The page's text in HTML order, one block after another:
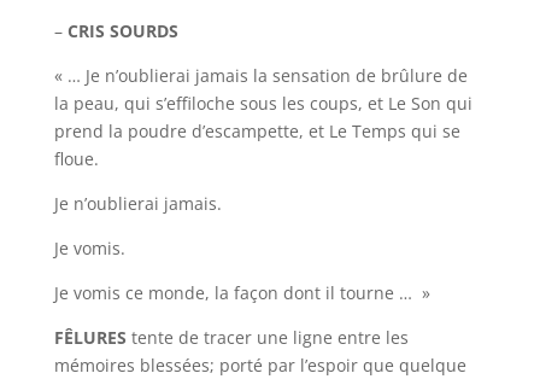
–CRIS SOURDS
« … Je n’oublierai jamais la sensation de brûlure de
la peau, qui s’effiloche sous les coups, et Le Son qui
prend la poudre d’escampette, et Le Temps qui se
floue.
Je n’oublierai jamais.
Je vomis.
Je vomis ce monde, la façon dont il tourne … »
FÊLURES tente de tracer une ligne entre les
mémoires blessées; porté par l’espoir que quelque